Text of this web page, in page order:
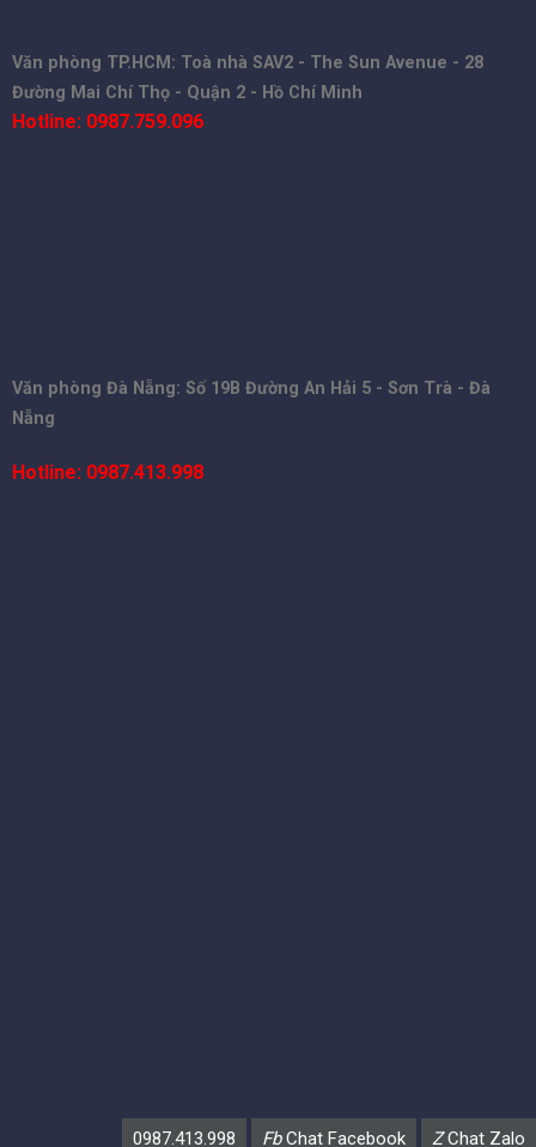
Văn phòng TP.HCM: Toà nhà SAV2 - The Sun Avenue - 28
Đường Mai Chí Thọ - Quận 2 - Hồ Chí Minh
Hotline: 0987.759.096
Văn phòng Đà Nẵng: Số 19B Đường An Hải 5 - Sơn Trà - Đà
Nẵng
Hotline: 0987.413.998
0987.413.998 Fb Chat Facebook Z Chat Zalo